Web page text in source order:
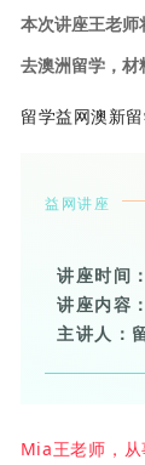
本次讲座王老师
去澳洲留学，材
留学益网澳新
益网讲座
讲座时间
讲座内容：
主讲人：
Mia王老师，